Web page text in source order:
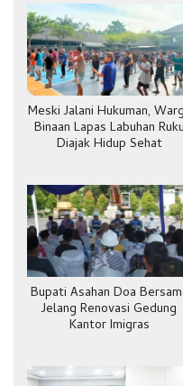
Meski Jalani Hukuman,
Binaan Lapas Labuhan Ruku
Diajak Hidup Sehat
Bupati Asahan Doa
Jelang Renovasi Gedung
Kantor Imigras